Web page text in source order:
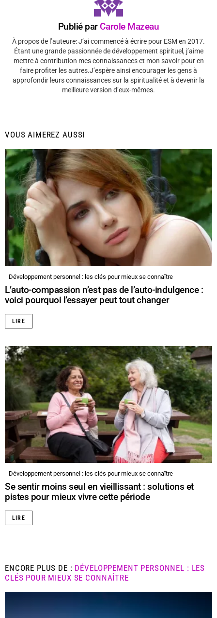
Publié par Carole Mazeau
À propos de l’auteure: J’ai commencé à écrire pour ESM en 2017.
Étant une grande passionnée de développement spirituel, j’aime
mettre à contribution mes connaissances et mon savoir pour en
faire profiter les autres.J’espère ainsi encourager les gens à
approfondir leurs connaissances sur la spiritualité et à devenir la
meilleure version d’eux-mêmes.
VOUS AIMEREZ AUSSI
Développement personnel : les clés pour mieux se connaître
L’auto-compassion n’est pas de l’auto-indulgence :
voici pourquoi l’essayer peut tout changer
LIRE
Développement personnel : les clés pour mieux se connaître
Se sentir moins seul en vieillissant : solutions et
pistes pour mieux vivre cette période
LIRE
ENCORE PLUS DE : DÉVELOPPEMENT PERSONNEL : LES
CLÉS POUR MIEUX SE CONNAÎTRE